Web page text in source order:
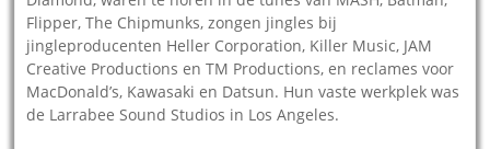
Flipper, The Chipmunks, zongen jingles bij
jingleproducenten Heller Corporation, Killer Music, JAM
Creative Productions en TM Productions, en reclames voor
MacDonald’s, Kawasaki en Datsun. Hun vaste werkplek was
de Larrabee Sound Studios in Los Angeles.